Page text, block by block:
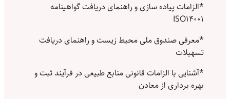
*الزامات پیاده سازی و راهنمای دریافت گواهینامه
ISO14001
*معرفی صندوق ملی محیط زیست و راهنمای دریافت
تسهیلات
*آشنایی با الزامات قانونی منابع طبیعی در فرآیند ثبت و
بهره برداری از معادن